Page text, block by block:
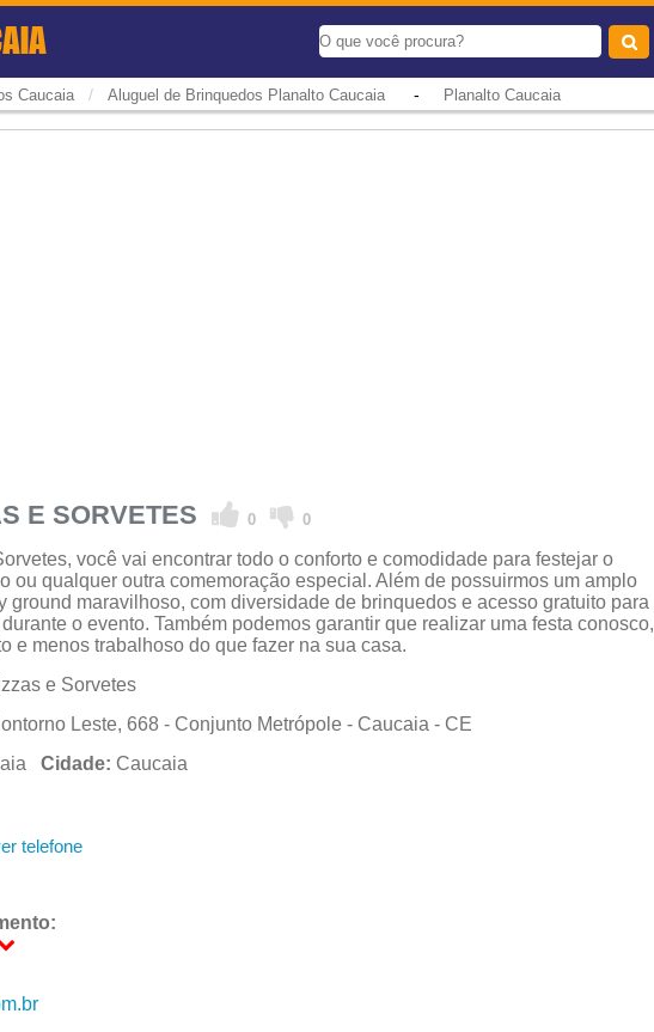
Caucaia / Aluguel de Brinquedos Planalto Caucaia- Planalto Caucaia
E SORVETES 0 0
você vai encontrar todo o conforto e comodidade para festejar o
ou qualquer outra comemoração especial. Além de possuirmos um amplo
ground maravilhoso, com diversidade de brinquedos e acesso gratuito para
o evento. Também podemos garantir que realizar uma festa conosco,
e menos trabalhoso do que fazer na sua casa.
e Sorvetes
Leste, 668 - Conjunto Metrópole - Caucaia - CE
Cidade: Caucaia
telefone